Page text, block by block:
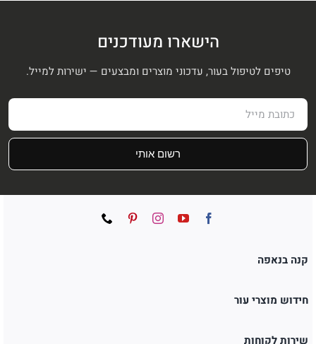
הישארו מעודכנים
טיפים לטיפול בעור, עדכוני מוצרים ומבצעים — ישירות למייל.
רשום אותי
קנה בנאפה
חידוש מוצרי עור
שירות לקוחות